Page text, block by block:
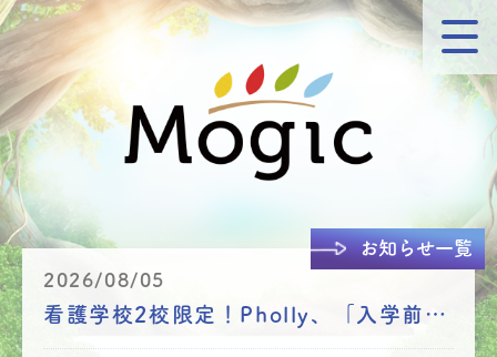
2026/08/05
看護学校2校限定！Pholly、「入学前プレ学習プラン」無料モニター追加募集！
お知らせ一覧